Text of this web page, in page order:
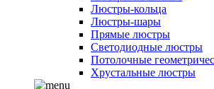
Люстры-кольца
Люстры-шары
Прямые люстры
Светодиодные люстры
Потолочные
Хрустальные люстры